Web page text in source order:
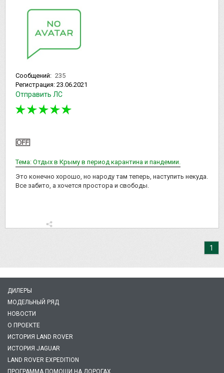
Сообщений: 235
Регистрация: 23.06.2021
Отправить ЛС
Тема: Отдых в Крыму в период карантина и пандемии.
Это конечно хорошо, но народу там теперь, наступить некуда.
Все забито, а хочется простора и свободы.
1
ДИЛЕРЫ
МОДЕЛЬНЫЙ РЯД
НОВОСТИ
О ПРОЕКТЕ
ИСТОРИЯ LAND ROVER
ИСТОРИЯ JAGUAR
LAND ROVER EXPEDITION
ПРОГРАММА ПОМОЩИ НА ДОРОГАХ